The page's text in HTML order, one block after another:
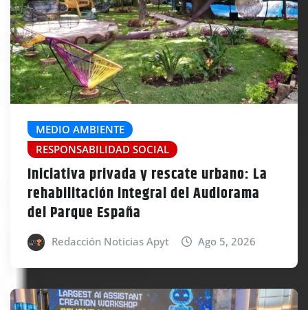
MEDIO AMBIENTE
RESPONSABILIDAD SOCIAL
Iniciativa privada y rescate urbano: La
rehabilitación integral del Audiorama
del Parque España
Redacción Noticias Apyt Ago 5, 2026